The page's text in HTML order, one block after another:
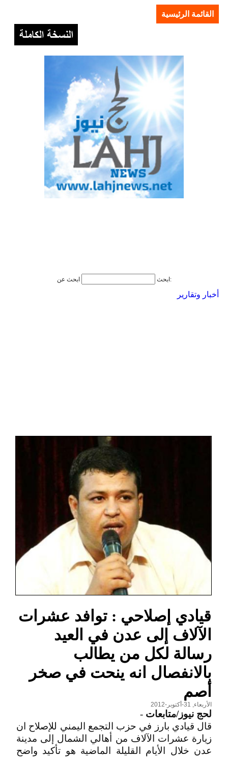
القائمة الرئيسية
ابحث ابحث عن:
أخبار وتقارير
قيادي إصلاحي : توافد عشرات
الآلاف إلى عدن في العيد
رسالة لكل من يطالب
بالانفصال انه ينحت في صخر
أصم
الأربعاء, 31-أكتوبر-2012
لحج نيوز/متابعات -
قال قيادي بارز في حزب التجمع اليمني للإصلاح ان
زيارة عشرات الآلاف من أهالي الشمال إلى مدينة
عدن خلال الأيام القليلة الماضية هو تأكيد واضح